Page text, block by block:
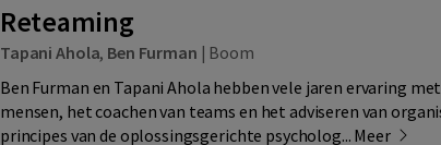
Reteaming
Tapani Ahola, Ben Furman | Boom
Ben Furman en Tapani Ahola hebben vele jaren ervaring
mensen, het coachen van teams en het adviseren van
principes van de oplossingsgerichte psycholog... Meer